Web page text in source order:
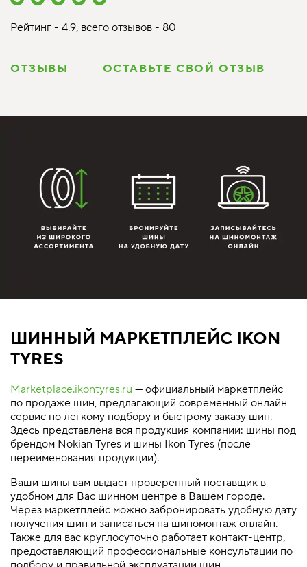
Рейтинг - 4.9, всего отзывов - 80
ОТЗЫВЫ ОСТАВЬТЕ СВОЙ ОТЗЫВ
ШИННЫЙ МАРКЕТПЛЕЙС IKON
TYRES
Marketplace.ikontyres.ru — официальный маркетплейс
по продаже шин, предлагающий современный онлайн
сервис по легкому подбору и быстрому заказу шин.
Здесь представлена вся продукция компании: шины под
брендом Nokian Tyres и шины Ikon Tyres (после
переименования продукции).
Ваши шины вам выдаст проверенный поставщик в
удобном для Вас шинном центре в Вашем городе.
Через маркетплейс можно забронировать удобную дату
получения шин и записаться на шиномонтаж онлайн.
Также для вас круглосуточно работает контакт-центр,
предоставляющий профессиональные консультации по